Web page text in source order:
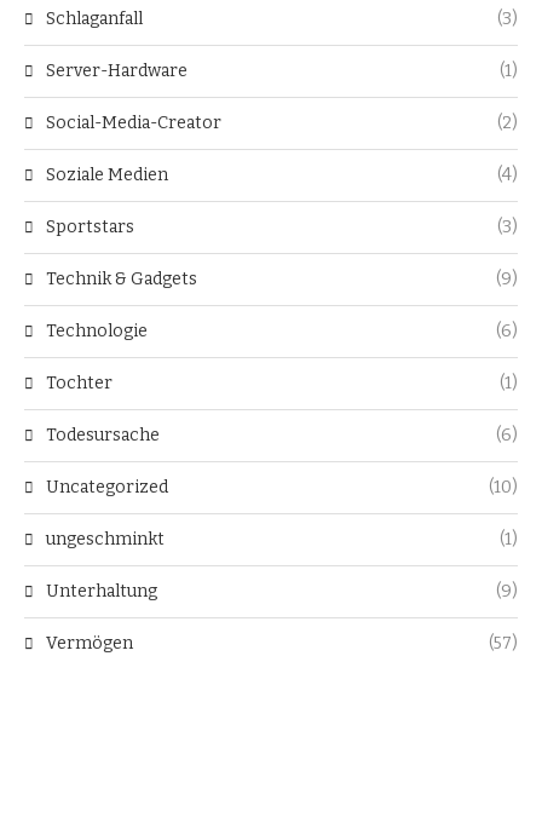
Schlaganfall (3)
Server-Hardware (1)
Social-Media-Creator (2)
Soziale Medien (4)
Sportstars (3)
Technik & Gadgets (9)
Technologie (6)
Tochter (1)
Todesursache (6)
Uncategorized (10)
ungeschminkt (1)
Unterhaltung (9)
Vermögen (57)